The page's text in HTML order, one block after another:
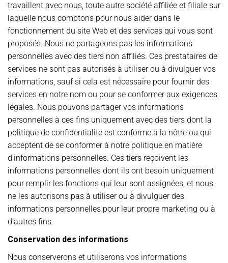
travaillent avec nous, toute autre société affiliée et filiale sur
laquelle nous comptons pour nous aider dans le
fonctionnement du site Web et des services qui vous sont
proposés. Nous ne partageons pas les informations
personnelles avec des tiers non affiliés. Ces prestataires de
services ne sont pas autorisés à utiliser ou à divulguer vos
informations, sauf si cela est nécessaire pour fournir des
services en notre nom ou pour se conformer aux exigences
légales. Nous pouvons partager vos informations
personnelles à ces fins uniquement avec des tiers dont la
politique de confidentialité est conforme à la nôtre ou qui
acceptent de se conformer à notre politique en matière
d’informations personnelles. Ces tiers reçoivent les
informations personnelles dont ils ont besoin uniquement
pour remplir les fonctions qui leur sont assignées, et nous
ne les autorisons pas à utiliser ou à divulguer des
informations personnelles pour leur propre marketing ou à
d’autres fins.
Conservation des informations
Nous conserverons et utiliserons vos informations